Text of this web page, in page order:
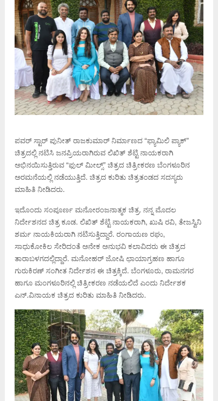
ಪವರ್ ಸ್ಟಾರ್ ಪುನೀತ್ ರಾಜಕುಮಾರ್ ನಿರ್ಮಾಣದ “ಫ್ಯಾಮಿಲಿ ಪ್ಯಾಕ್”
ಚಿತ್ರದಲ್ಲಿ ನಟಿಸಿ ಜನಪ್ರಿಯರಾಗಿರುವ ಲಿಖಿತ್ ಶೆಟ್ಟಿ ನಾಯಕರಾಗಿ
ಅಭಿನಯಿಸುತ್ತಿರುವ “ಫುಲ್ ಮೀಲ್ಸ್” ಚಿತ್ರದ ಚಿತ್ರೀಕರಣ ಬೆಂಗಳೂರಿನ
ಅರಮನೆಯಲ್ಲಿ ನಡೆಯುತ್ತಿದೆ. ಚಿತ್ರದ ಕುರಿತು ಚಿತ್ರತಂಡದ ಸದಸ್ಯರು
ಮಾಹಿತಿ ನೀಡಿದರು.
ಇದೊಂದು ಸಂಪೂರ್ಣ ಮನೋರಂಜನಾತ್ಮಕ ಚಿತ್ರ. ನನ್ನ ಮೊದಲ
ನಿರ್ದೇಶನದ ಚಿತ್ರ ಕೂಡ. ಲಿಖಿತ್ ಶೆಟ್ಟಿ ನಾಯಕರಾಗಿ, ಖುಷಿ ರವಿ, ತೇಜಸ್ವಿನಿ
ಶರ್ಮ ನಾಯಕಿಯರಾಗಿ ನಟಿಸುತ್ತಿದ್ದಾರೆ. ರಂಗಾಯಣ ರಘು,
ಸಾಧುಕೋಕಿಲ ಸೇರಿದಂತೆ ಅನೇಕ ಅನುಭವಿ ಕಲಾವಿದರು ಈ ಚಿತ್ರದ
ತಾರಾಬಳಗದಲ್ಲಿದ್ದಾರೆ. ಮನೋಹರ್ ಜೋಷಿ ಛಾಯಾಗ್ರಹಣ ಹಾಗೂ
ಗುರುಕಿರಣ್ ಸಂಗೀತ ನಿರ್ದೇಶನ ಈ ಚಿತ್ರಕ್ಕಿದೆ. ಬೆಂಗಳೂರು, ರಾಮನಗರ
ಹಾಗೂ ಮಂಗಳೂರಿನಲ್ಲಿ ಚಿತ್ರೀಕರಣ ನಡೆಯಲಿದೆ ಎಂದು ನಿರ್ದೇಶಕ
ಎನ್.ವಿನಾಯಕ ಚಿತ್ರದ ಕುರಿತು ಮಾಹಿತಿ ನೀಡಿದರು.